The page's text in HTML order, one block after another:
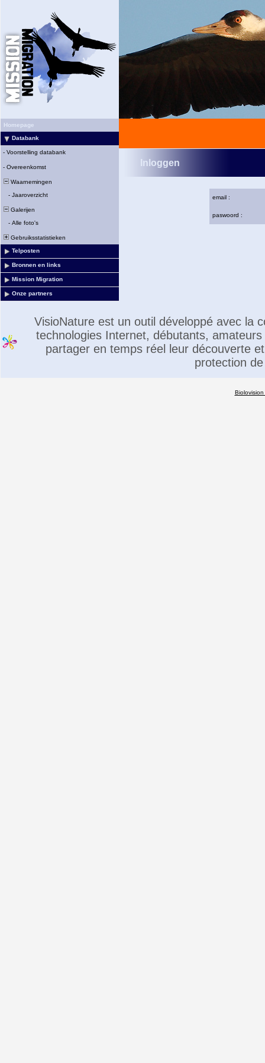
Homepage
Databank
- Voorstelling databank
- Overeenkomst
Waarnemingen
- Jaaroverzicht
Galerijen
- Alle foto's
Gebruiksstatistieken
Telposten
Bronnen en links
Mission Migration
Onze partners
Inloggen
email :
paswoord :
VisioNature est un outil développé avec la
technologies Internet, débutants,
partager en temps réel leur découverte
protection
Biolovision